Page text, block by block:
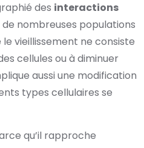
des interactions
nombreuses populations
vieillissement ne consiste
cellules ou à diminuer
aussi une modification
types cellulaires se
qu’il rapproche